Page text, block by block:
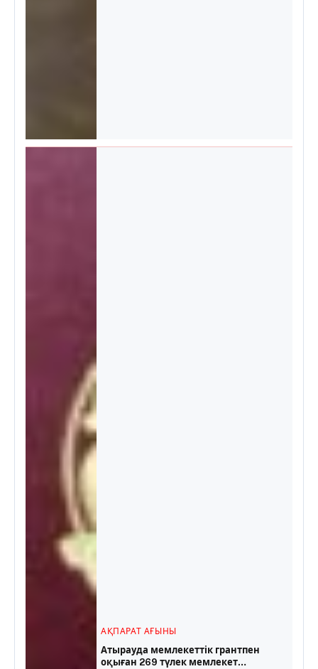
АҚПАРАТ АҒЫНЫ
Атырауда мемлекеттік грантпен
оқыған 269 түлек мемлекет